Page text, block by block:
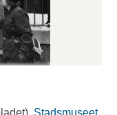
Stadsmuseet